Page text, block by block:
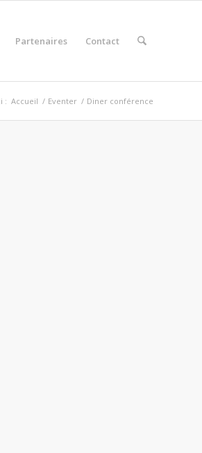
Partenaires Contact
: Accueil / Eventer / Diner conférence